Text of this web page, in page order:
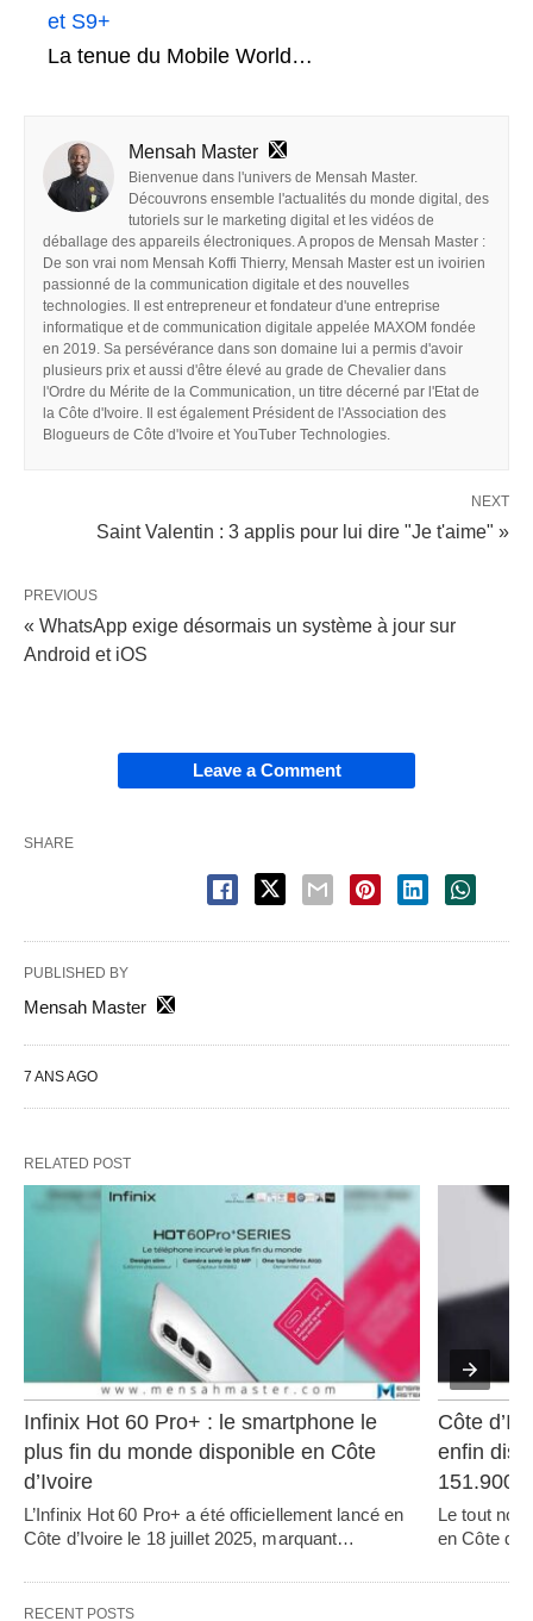
et S9+
La tenue du Mobile World…
Mensah Master
Bienvenue dans l'univers de Mensah Master.
Découvrons ensemble l'actualités du monde digital, des
tutoriels sur le marketing digital et les vidéos de
déballage des appareils électroniques. A propos de Mensah Master :
De son vrai nom Mensah Koffi Thierry, Mensah Master est un ivoirien
passionné de la communication digitale et des nouvelles
technologies. Il est entrepreneur et fondateur d'une entreprise
informatique et de communication digitale appelée MAXOM fondée
en 2019. Sa persévérance dans son domaine lui a permis d'avoir
plusieurs prix et aussi d'être élevé au grade de Chevalier dans
l'Ordre du Mérite de la Communication, un titre décerné par l'Etat de
la Côte d'Ivoire. Il est également Président de l'Association des
Blogueurs de Côte d'Ivoire et YouTuber Technologies.
NEXT
Saint Valentin : 3 applis pour lui dire "Je t'aime" »
PREVIOUS
« WhatsApp exige désormais un système à jour sur
Android et iOS
Leave a Comment
SHARE
PUBLISHED BY
Mensah Master
7 ANS AGO
RELATED POST
Infinix Hot 60 Pro+ : le smartphone le
plus fin du monde disponible en Côte
d’Ivoire
L’Infinix Hot 60 Pro+ a été officiellement lancé en
Côte d’Ivoire le 18 juillet 2025, marquant…
Côte
enfin
Le tout
en Côte
RECENT POSTS